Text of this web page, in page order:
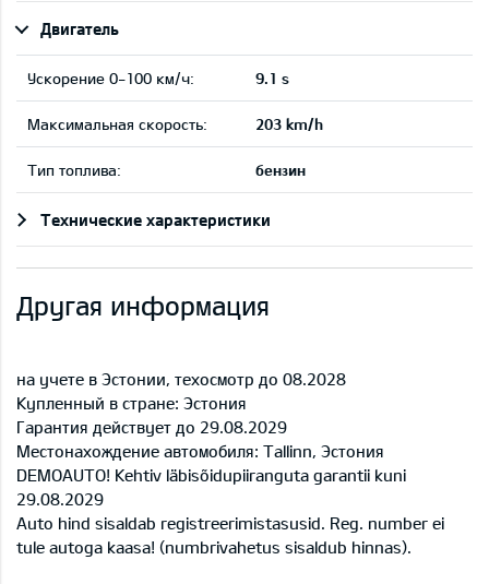
Двигатель
Ускорение 0-100 км/ч: 9.1 s
Максимальная скорость: 203 km/h
Тип топлива: бензин
Технические характеристики
Другая информация
на учете в Эстонии, техосмотр до 08.2028
Купленный в стране: Эстония
Гарантия действует до 29.08.2029
Местонахождение автомобиля: Tallinn, Эстония
DEMOAUTO! Kehtiv läbisõidupiiranguta garantii kuni
29.08.2029
Auto hind sisaldab registreerimistasusid. Reg. number ei
tule autoga kaasa! (numbrivahetus sisaldub hinnas).